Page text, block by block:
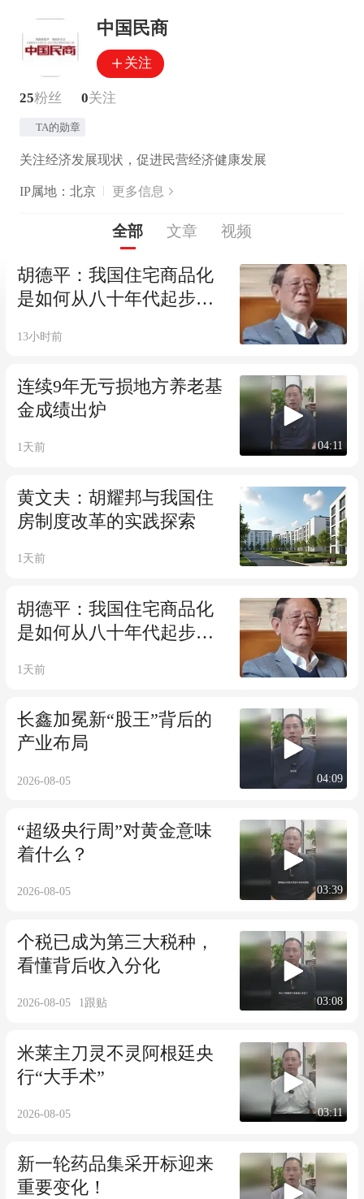
中国民商
关注
25粉丝 0关注
TA的勋章
关注经济发展现状，促进民营经济健康发展
IP属地：北京 更多信息
全部 文章 视频
胡德平：我国住宅商品化
是如何从八十年代起步
13小时前
连续9年无亏损地方养老基
金成绩出炉
1天前 04:11
黄文夫：胡耀邦与我国住
房制度改革的实践探索
1天前
胡德平：我国住宅商品化
是如何从八十年代起步
1天前
长鑫加冕新“股王”背后的
产业布局
2026-08-05 04:09
“超级央行周”对黄金意味
着什么？
2026-08-05 03:39
个税已成为第三大税种，
看懂背后收入分化
2026-08-05 1跟贴 03:08
米莱主刀灵不灵阿根廷央
行“大手术”
2026-08-05 03:11
新一轮药品集采开标迎来
重要变化！